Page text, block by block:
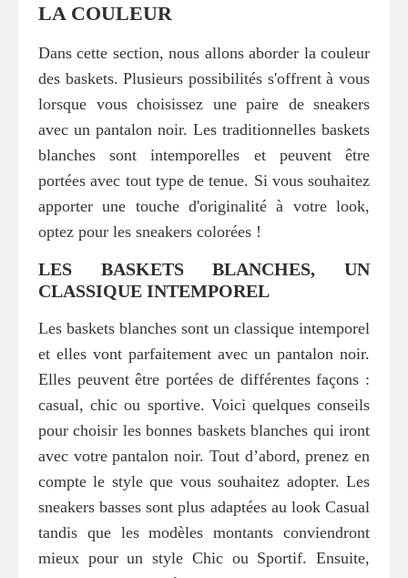
LA COULEUR
Dans cette section, nous allons aborder la couleur
des baskets. Plusieurs possibilités s'offrent à vous
lorsque vous choisissez une paire de sneakers
avec un pantalon noir. Les traditionnelles baskets
blanches sont intemporelles et peuvent être
portées avec tout type de tenue. Si vous souhaitez
apporter une touche d'originalité à votre look,
optez pour les sneakers colorées !
LES BASKETS BLANCHES, UN
CLASSIQUE INTEMPOREL
Les baskets blanches sont un classique intemporel
et elles vont parfaitement avec un pantalon noir.
Elles peuvent être portées de différentes façons :
casual, chic ou sportive. Voici quelques conseils
pour choisir les bonnes baskets blanches qui iront
avec votre pantalon noir. Tout d’abord, prenez en
compte le style que vous souhaitez adopter. Les
sneakers basses sont plus adaptées au look Casual
tandis que les modèles montants conviendront
mieux pour un style Chic ou Sportif. Ensuite,